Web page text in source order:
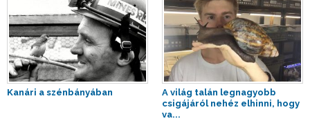
Kanári a szénbányában
A világ talán legnagyobb
csigájáról nehéz elhinni, hogy
va...